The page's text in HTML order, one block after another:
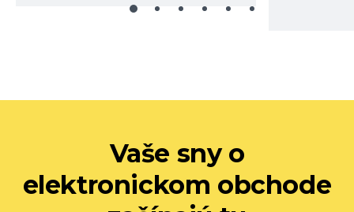
Vaše sny o
elektronickom obchode